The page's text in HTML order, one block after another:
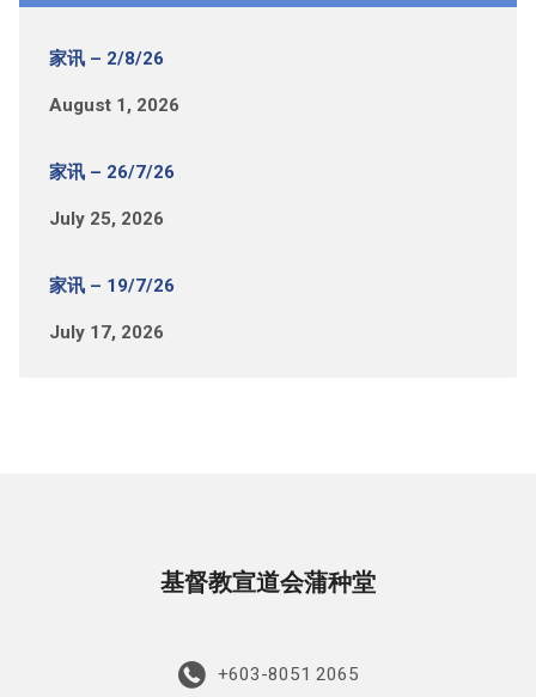
家讯 – 2/8/26
August 1, 2026
家讯 – 26/7/26
July 25, 2026
家讯 – 19/7/26
July 17, 2026
基督教宣道会蒲种堂
+603-8051 2065